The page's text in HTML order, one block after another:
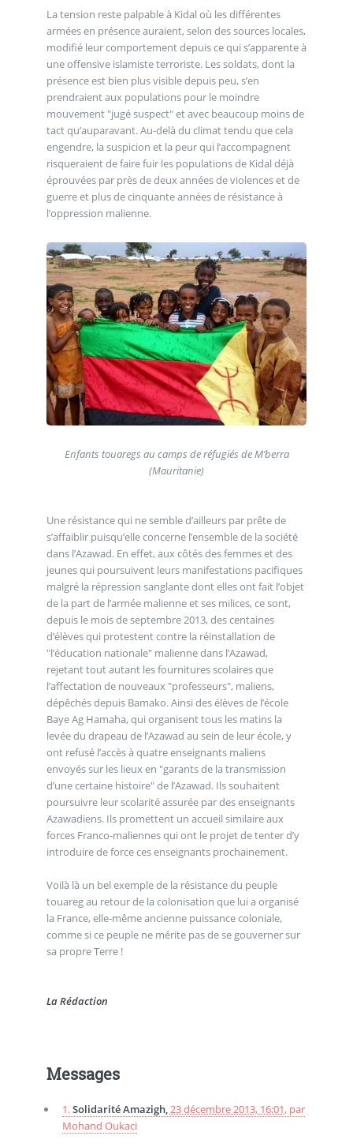
La tension reste palpable à Kidal où les différentes
armées en présence auraient, selon des sources locales,
modifié leur comportement depuis ce qui s’apparente à
une offensive islamiste terroriste. Les soldats, dont la
présence est bien plus visible depuis peu, s’en
prendraient aux populations pour le moindre
mouvement "jugé suspect" et avec beaucoup moins de
tact qu’auparavant. Au-delà du climat tendu que cela
engendre, la suspicion et la peur qui l’accompagnent
risqueraient de faire fuir les populations de Kidal déjà
éprouvées par près de deux années de violences et de
guerre et plus de cinquante années de résistance à
l’oppression malienne.
Enfants touaregs au camps de réfugiés de M’berra
(Mauritanie)
Une résistance qui ne semble d’ailleurs par prête de
s’affaiblir puisqu’elle concerne l’ensemble de la société
dans l’Azawad. En effet, aux côtés des femmes et des
jeunes qui poursuivent leurs manifestations pacifiques
malgré la répression sanglante dont elles ont fait l’objet
de la part de l’armée malienne et ses milices, ce sont,
depuis le mois de septembre 2013, des centaines
d’élèves qui protestent contre la réinstallation de
"l’éducation nationale" malienne dans l’Azawad,
rejetant tout autant les fournitures scolaires que
l’affectation de nouveaux "professeurs", maliens,
dépêchés depuis Bamako. Ainsi des élèves de l’école
Baye Ag Hamaha, qui organisent tous les matins la
levée du drapeau de l’Azawad au sein de leur école, y
ont refusé l’accès à quatre enseignants maliens
envoyés sur les lieux en "garants de la transmission
d’une certaine histoire" de l’Azawad. Ils souhaitent
poursuivre leur scolarité assurée par des enseignants
Azawadiens. Ils promettent un accueil similaire aux
forces Franco-maliennes qui ont le projet de tenter d’y
introduire de force ces enseignants prochainement.
Voilà là un bel exemple de la résistance du peuple
touareg au retour de la colonisation que lui a organisé
la France, elle-même ancienne puissance coloniale,
comme si ce peuple ne mérite pas de se gouverner sur
sa propre Terre !
La Rédaction
Messages
1.Solidarité Amazigh,23 décembre 2013, 16:01, par
Mohand Oukaci